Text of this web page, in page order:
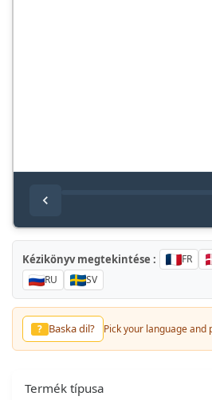
Kézikönyv megtekintése : FR
RU
SV
? Baska dil? Pick your language
Termék típusa